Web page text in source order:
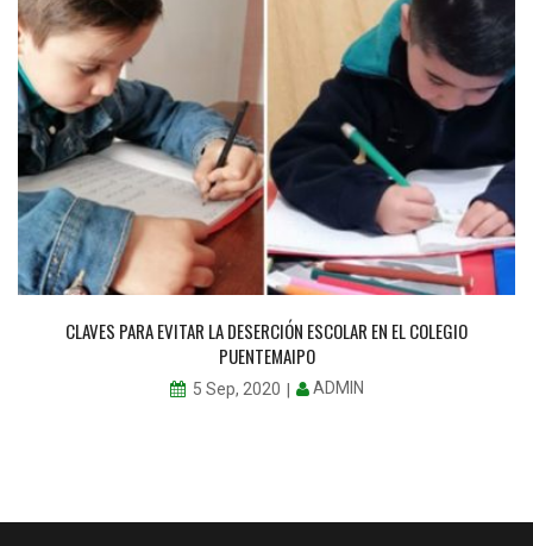
CLAVES PARA EVITAR LA DESERCIÓN ESCOLAR EN EL COLEGIO
PUENTEMAIPO
5 Sep, 2020 ADMIN